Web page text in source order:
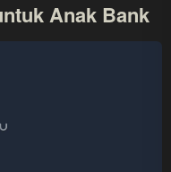
Anak Bank